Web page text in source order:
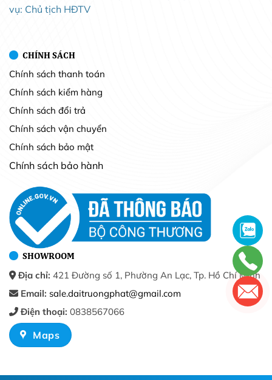
vụ: Chủ tịch HĐTV
CHÍNH SÁCH
Chính sách thanh toán
Chính sách kiểm hàng
Chính sách đổi trả
Chính sách vận chuyển
Chính sách bảo mật
Chính sách bảo hành
SHOWROOM
Địa chỉ: 421 Đường số 1, Phường An Lạc, Tp. Hồ Chí Minh
Email: sale.daitruongphat@gmail.com
Điện thoại: 0838567066
Maps